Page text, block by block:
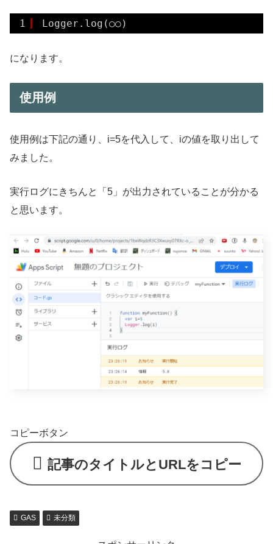
1 Logger.log(○○)
になります。
使用例
使用例は下記の通り、i=5を代入して、iの値を取り出して
みました。
実行ログにきちんと「5」が出力されていることが分かる
と思います。
コピーボタン
記事のタイトルとURLをコピー
GAS 未分類